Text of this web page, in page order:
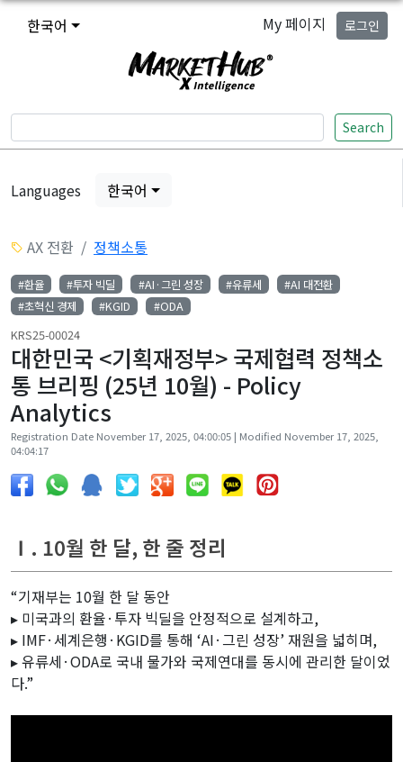
한국어 My 페이지 로그인
Search
Languages 한국어
AX 전환 정책소통
#환율 #투자 빅딜 #AI·그린 성장 #유류세
#AI 대전환
#초혁신 경제
#KGID #ODA
KRS25-00024
대한민국 <기획재정부> 국제협력 정책소
통 브리핑 (25년 10월) - Policy
Analytics
Registration Date November 17, 2025, 04:00:05 | Modified November 17, 2025,
04:04:17
Ⅰ. 10월 한 달, 한 줄 정리
“기재부는 10월 한 달 동안
▸ 미국과의 환율·투자 빅딜을 안정적으로 설계하고,
▸ IMF·세계은행·KGID를 통해 ‘AI·그린 성장’ 재원을 넓히며,
▸ 유류세·ODA로 국내 물가와 국제연대를 동시에 관리한 달이었
다.”